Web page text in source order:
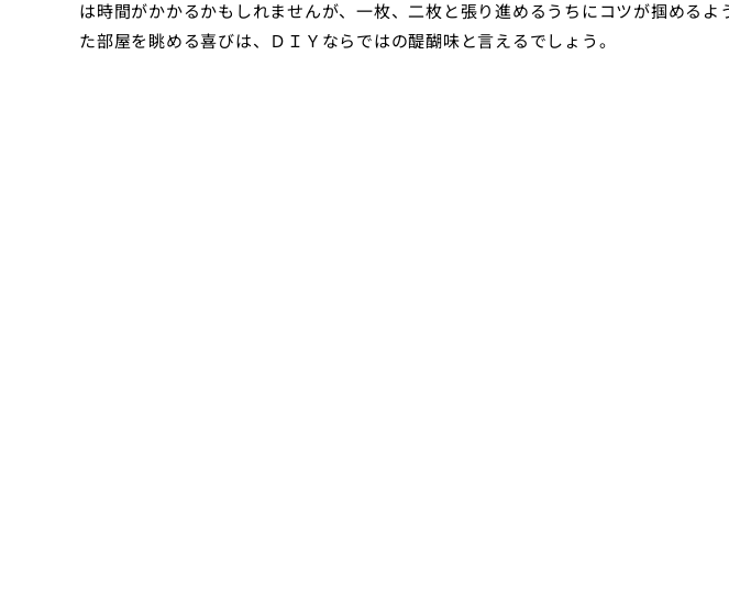
は時間がかかるかもしれませんが、一枚、二枚と張り進めるうちにコツが掴めるよ
た部屋を眺める喜びは、ＤＩＹならではの醍醐味と言えるでしょう。